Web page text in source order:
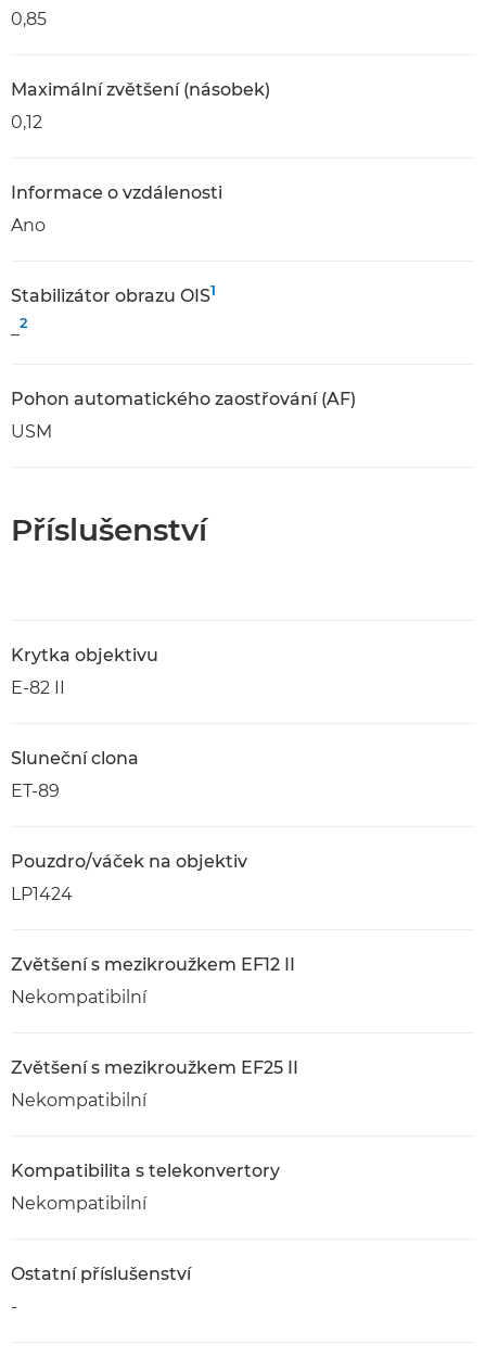
0,85
Maximální zvětšení (násobek)
0,12
Informace o vzdálenosti
Ano
Stabilizátor obrazu OIS1
2
Pohon automatického zaostřování (AF)
USM
Příslušenství
Krytka objektivu
E-82 II
Sluneční clona
ET-89
Pouzdro/váček na objektiv
LP1424
Zvětšení s mezikroužkem EF12 II
Nekompatibilní
Zvětšení s mezikroužkem EF25 II
Nekompatibilní
Kompatibilita s telekonvertory
Nekompatibilní
Ostatní příslušenství
-